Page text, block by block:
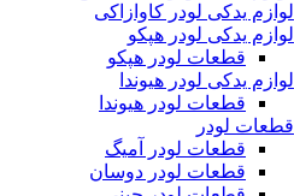
لوازم یدکی لودر کاوازاکی
لوازم یدکی لودر هپکو
قطعات لودر هپکو
لوازم یدکی لودر هیوندا
قطعات لودر هیوندا
قطعات لودر
قطعات لودر آمیگ
قطعات لودر دوسان